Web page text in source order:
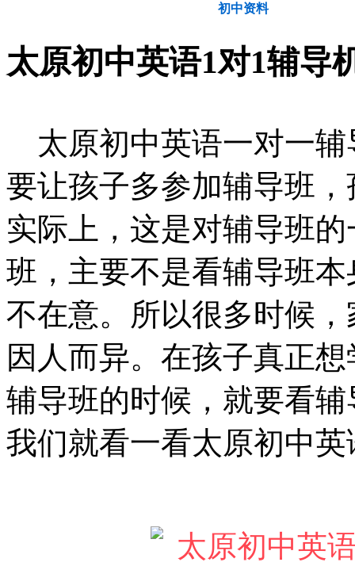
初中资料
太原初中英语1对1辅导
太原初中英语一对一辅
要让孩子多参加辅导班
实际上，这是对辅导班
班，主要不是看辅导班
不在意。所以很多时候
因人而异。在孩子真正
辅导班的时候，就要看
我们就看一看太原初中